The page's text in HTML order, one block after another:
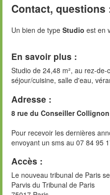
Contact, questions
Un bien de type Studio est en
En savoir plus :
Studio de 24,48 m², au rez-
séjour/cuisine, salle d'eau,
Adresse :
8 rue du Conseiller
Pour recevoir les dernières
envoyant un sms au 07 84 95
Accès :
Le nouveau tribunal de Paris
Parvis du Tribunal de Paris